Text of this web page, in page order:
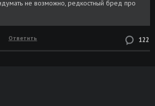
не возможно, редкостный бред про
122
Ответить